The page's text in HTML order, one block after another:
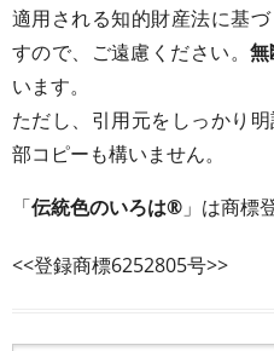
適用される知的財産法に基
すので、ご遠慮ください。
います。
ただし、引用元をしっかり
部コピーも構いません。
「伝統色のいろは® 」は商標
<<登録商標6252805号>>